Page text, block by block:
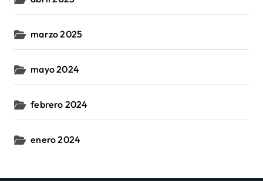
marzo 2025
mayo 2024
febrero 2024
enero 2024